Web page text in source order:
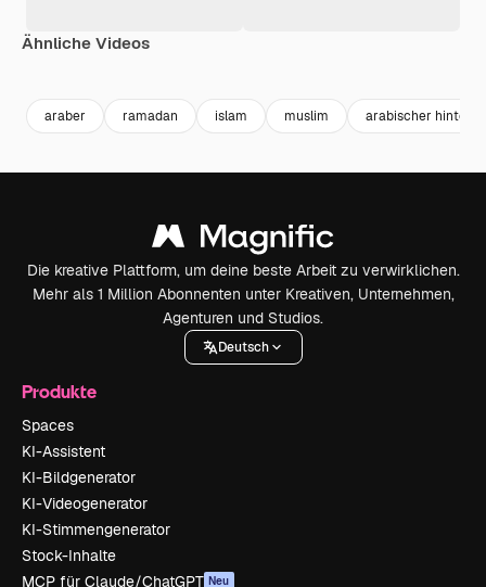
Ähnliche Videos
araber ramadan islam muslim arabischer
Die kreative Plattform, um deine beste Arbeit zu verwirklichen.
Mehr als 1 Million Abonnenten unter Kreativen, Unternehmen,
Agenturen und Studios.
Deutsch
Produkte
Spaces
KI-Assistent
KI-Bildgenerator
KI-Videogenerator
KI-Stimmengenerator
Stock-Inhalte
MCP für Claude/ChatGPT Neu